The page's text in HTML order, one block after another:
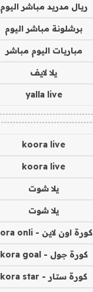
ريال مدريد مباشر اليوم
برشلونة مباشر اليوم
مباريات اليوم مباشر
يلا لايف
yalla live
koora live
koora live
يلا شوت
يلا شوت
كورة اون لاين - kora onli
كورة جول - kora goal
كورة ستار - kora star